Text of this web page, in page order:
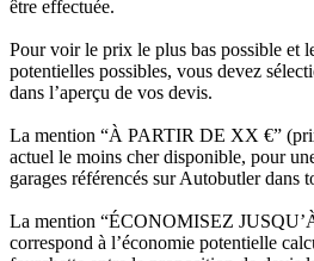
être effectuée.
Pour voir le prix le plus bas possible et
potentielles possibles, vous devez
dans l’aperçu de vos devis.
La mention “À PARTIR DE XX €”
actuel le moins cher disponible, pour
garages référencés sur Autobutler dans
La mention “ÉCONOMISEZ
correspond à l’économie potentielle